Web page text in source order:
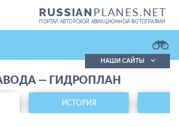
RUSSIANPLANES.NET
ПОРТАЛ АВТОРСКОЙ АВИАЦИОННОЙ ФОТОГРАФИИ
Поиск фотографий
Поиск в реестре
Подробно
НАШИ САЙТЫ
— ГИДРОПЛАН
ИСТОРИЯ